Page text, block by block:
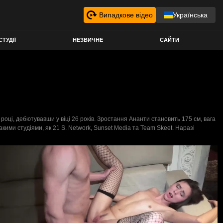
Випадкове відео Українська
НЕЗВИЧНЕ САЙТИ
дебютувавши у віці 26 років. Зростання Ананти становить 175 см, вага
студіями, як 21 S. Network, Sunset Media та Team Skeet. Наразі